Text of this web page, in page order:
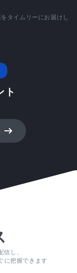
タイムリーにお届けし
ト
信し、
に把握できます